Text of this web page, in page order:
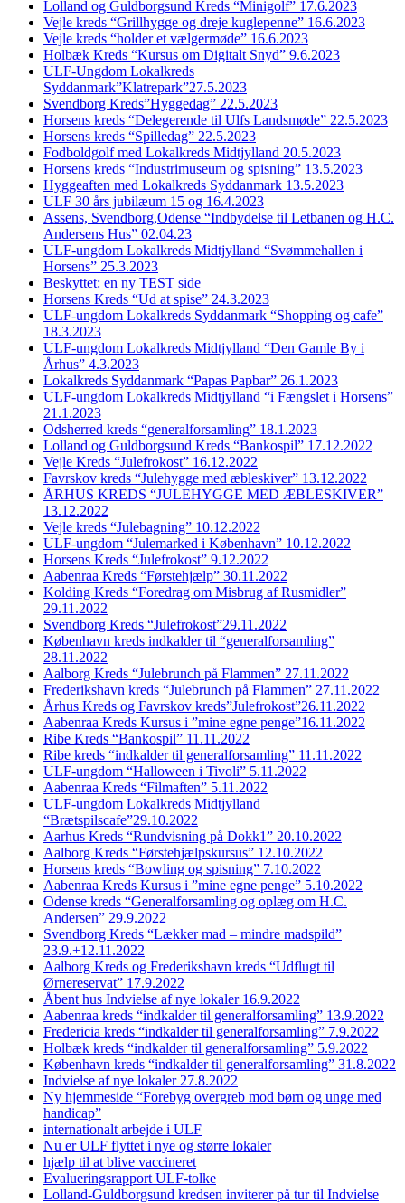
Lolland og Guldborgsund Kreds “Minigolf” 17.6.2023
Vejle kreds “Grillhygge og dreje kuglepenne” 16.6.2023
Vejle kreds “holder et vælgermøde” 16.6.2023
Holbæk Kreds “Kursus om Digitalt Snyd” 9.6.2023
ULF-Ungdom Lokalkreds
Syddanmark”Klatrepark”27.5.2023
Svendborg Kreds”Hyggedag” 22.5.2023
Horsens kreds “Delegerende til Ulfs Landsmøde” 22.5.2023
Horsens kreds “Spilledag” 22.5.2023
Fodboldgolf med Lokalkreds Midtjylland 20.5.2023
Horsens kreds “Industrimuseum og spisning” 13.5.2023
Hyggeaften med Lokalkreds Syddanmark 13.5.2023
ULF 30 års jubilæum 15 og 16.4.2023
Assens, Svendborg,Odense “Indbydelse til Letbanen og H.C.
Andersens Hus” 02.04.23
ULF-ungdom Lokalkreds Midtjylland “Svømmehallen i
Horsens” 25.3.2023
Beskyttet: en ny TEST side
Horsens Kreds “Ud at spise” 24.3.2023
ULF-ungdom Lokalkreds Syddanmark “Shopping og cafe”
18.3.2023
ULF-ungdom Lokalkreds Midtjylland “Den Gamle By i
Århus” 4.3.2023
Lokalkreds Syddanmark “Papas Papbar” 26.1.2023
ULF-ungdom Lokalkreds Midtjylland “i Fængslet i Horsens”
21.1.2023
Odsherred kreds “generalforsamling” 18.1.2023
Lolland og Guldborgsund Kreds “Bankospil” 17.12.2022
Vejle Kreds “Julefrokost” 16.12.2022
Favrskov kreds “Julehygge med æbleskiver” 13.12.2022
ÅRHUS KREDS “JULEHYGGE MED ÆBLESKIVER”
13.12.2022
Vejle kreds “Julebagning” 10.12.2022
ULF-ungdom “Julemarked i København” 10.12.2022
Horsens Kreds “Julefrokost” 9.12.2022
Aabenraa Kreds “Førstehjælp” 30.11.2022
Kolding Kreds “Foredrag om Misbrug af Rusmidler”
29.11.2022
Svendborg Kreds “Julefrokost”29.11.2022
København kreds indkalder til “generalforsamling”
28.11.2022
Aalborg Kreds “Julebrunch på Flammen” 27.11.2022
Frederikshavn kreds “Julebrunch på Flammen” 27.11.2022
Århus Kreds og Favrskov kreds”Julefrokost”26.11.2022
Aabenraa Kreds Kursus i ”mine egne penge”16.11.2022
Ribe Kreds “Bankospil” 11.11.2022
Ribe kreds “indkalder til generalforsamling” 11.11.2022
ULF-ungdom “Halloween i Tivoli” 5.11.2022
Aabenraa Kreds “Filmaften” 5.11.2022
ULF-ungdom Lokalkreds Midtjylland
“Brætspilscafe”29.10.2022
Aarhus Kreds “Rundvisning på Dokk1” 20.10.2022
Aalborg Kreds “Førstehjælpskursus” 12.10.2022
Horsens kreds “Bowling og spisning” 7.10.2022
Aabenraa Kreds Kursus i ”mine egne penge” 5.10.2022
Odense kreds “Generalforsamling og oplæg om H.C.
Andersen” 29.9.2022
Svendborg Kreds “Lækker mad – mindre madspild”
23.9.+12.11.2022
Aalborg Kreds og Frederikshavn kreds “Udflugt til
Ørnereservat” 17.9.2022
Åbent hus Indvielse af nye lokaler 16.9.2022
Aabenraa kreds “indkalder til generalforsamling” 13.9.2022
Fredericia kreds “indkalder til generalforsamling” 7.9.2022
Holbæk kreds “indkalder til generalforsamling” 5.9.2022
København kreds “indkalder til generalforsamling” 31.8.2022
Indvielse af nye lokaler 27.8.2022
Ny hjemmeside “Forebyg overgreb mod børn og unge med
handicap”
internationalt arbejde i ULF
Nu er ULF flyttet i nye og større lokaler
hjælp til at blive vaccineret
Evalueringsrapport ULF-tolke
Lolland-Guldborgsund kredsen inviterer på tur til Indvielse